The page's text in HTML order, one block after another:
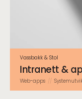
Vassbakk & Stol
Intranett &
Web-apps